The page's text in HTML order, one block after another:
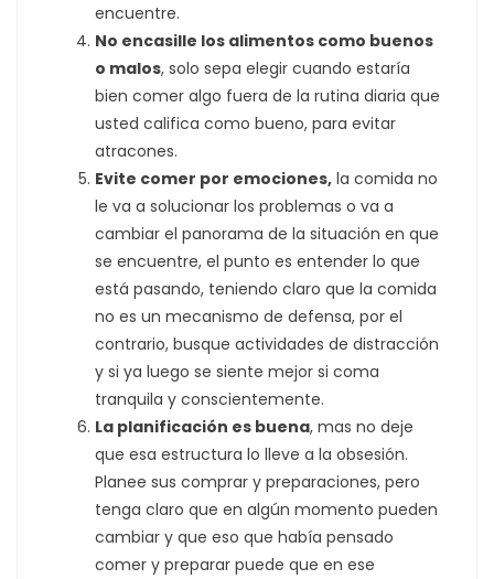
encuentre.
No encasille los alimentos como buenos
o malos, solo sepa elegir cuando estaría
bien comer algo fuera de la rutina diaria que
usted califica como bueno, para evitar
atracones.
Evite comer por emociones, la comida no
le va a solucionar los problemas o va a
cambiar el panorama de la situación en que
se encuentre, el punto es entender lo que
está pasando, teniendo claro que la comida
no es un mecanismo de defensa, por el
contrario, busque actividades de distracción
y si ya luego se siente mejor si coma
tranquila y conscientemente.
La planificación es buena, mas no deje
que esa estructura lo lleve a la obsesión.
Planee sus comprar y preparaciones, pero
tenga claro que en algún momento pueden
cambiar y que eso que había pensado
comer y preparar puede que en ese